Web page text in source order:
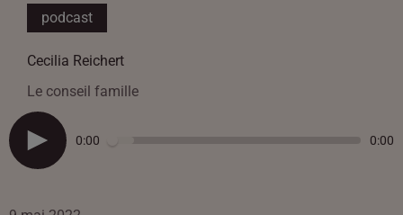
podcast
Cecilia Reichert
Le conseil famille
0:00 0:00